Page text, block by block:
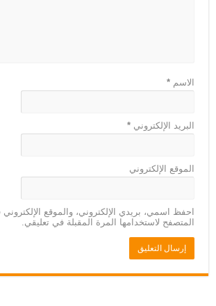
الاسم*
البريد الإلكتروني*
الموقع الإلكتروني
احفظ اسمي، بريدي الإلكتروني، والموقع
المتصفح لاستخدامها المرة المقبلة في تعليقي.